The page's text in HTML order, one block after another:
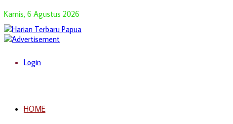
Kamis, 6 Agustus 2026
Login
HOME